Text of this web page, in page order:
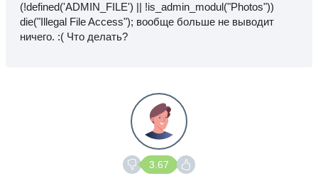
(!defined('ADMIN_FILE') || !is_admin_modul("Photos"))
die("Illegal File Access"); вообще больше не выводит
ничего. :( Что делать?
3.67